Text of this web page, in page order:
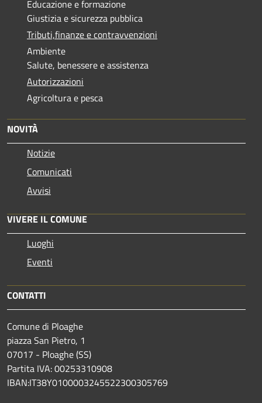
Educazione e formazione
Giustizia e sicurezza pubblica
Tributi,finanze e contravvenzioni
Ambiente
Salute, benessere e assistenza
Autorizzazioni
Agricoltura e pesca
NOVITÀ
Notizie
Comunicati
Avvisi
VIVERE IL COMUNE
Luoghi
Eventi
CONTATTI
Comune di Ploaghe
piazza San Pietro, 1
07017 - Ploaghe (SS)
Partita IVA: 00253310908
IBAN:IT38Y0100003245522300305769